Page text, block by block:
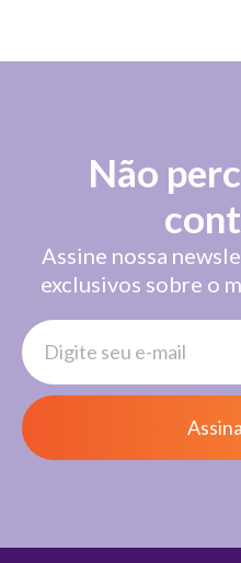
Não
Assine nossa
exclusivos sobre o